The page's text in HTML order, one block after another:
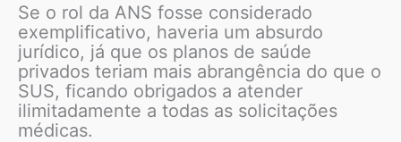
Se o rol da ANS fosse considerado
exemplificativo, haveria um absurdo
jurídico, já que os planos de saúde
privados teriam mais abrangência do que o
SUS, ficando obrigados a atender
ilimitadamente a todas as solicitações
médicas.